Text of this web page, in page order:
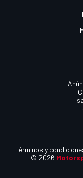
© 2026
Términos y